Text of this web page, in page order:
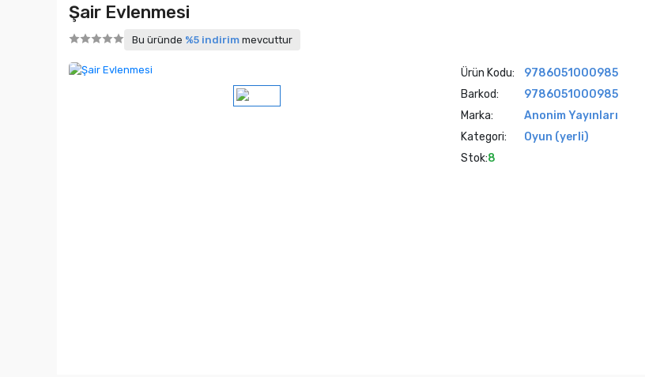
Şair Evlenmesi
Bu üründe %5 indirim mevcuttur
Ürün Kodu:
9786051000985
Barkod:
9786051000985
Marka:
Anonim Yayınları
Kategori:
Oyun (yerli)
Stok:8